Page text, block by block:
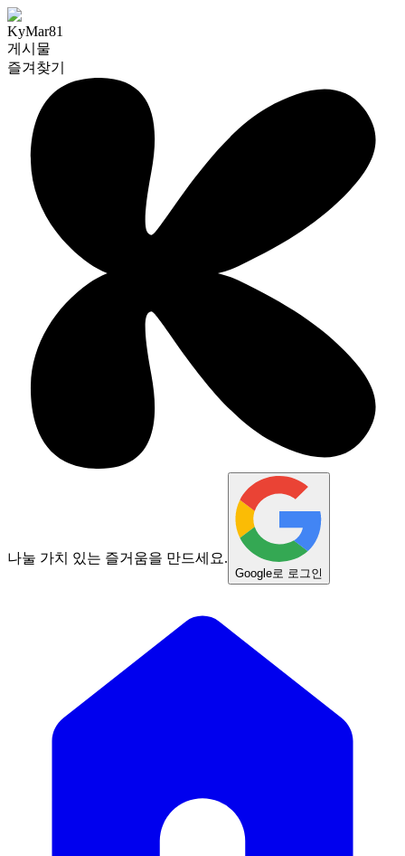
KyMar81
게시물
즐겨찾기
나눌 가치 있는 즐거움을 만드세요.
Google로 로그인